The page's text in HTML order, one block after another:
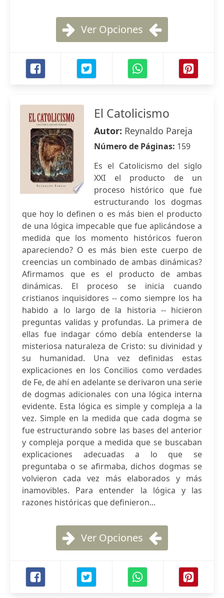
Ver Opciones
El Catolicismo
Autor: Reynaldo Pareja
Número de Páginas: 159
Es el Catolicismo del siglo
XXI el producto de un
proceso histórico que fue
estructurando los dogmas
que hoy lo definen o es más bien el producto
de una lógica impecable que fue aplicándose a
medida que los momento históricos fueron
apareciendo? O es más bien este cuerpo de
creencias un combinado de ambas dinámicas?
Afirmamos que es el producto de ambas
dinámicas. El proceso se inicia cuando
cristianos inquisidores -- como siempre los ha
habido a lo largo de la historia -- hicieron
preguntas validas y profundas. La primera de
ellas fue indagar cómo debía entenderse la
misteriosa naturaleza de Cristo: su divinidad y
su humanidad. Una vez definidas estas
explicaciones en los Concilios como verdades
de Fe, de ahí en adelante se derivaron una serie
de dogmas adicionales con una lógica interna
evidente. Esta lógica es simple y compleja a la
vez. Simple en la medida que cada dogma se
fue estructurando sobre las bases del anterior
y compleja porque a medida que se buscaban
explicaciones adecuadas a lo que se
preguntaba o se afirmaba, dichos dogmas se
volvieron cada vez más elaborados y más
inamovibles. Para entender la lógica y las
razones históricas que definieron...
Ver Opciones